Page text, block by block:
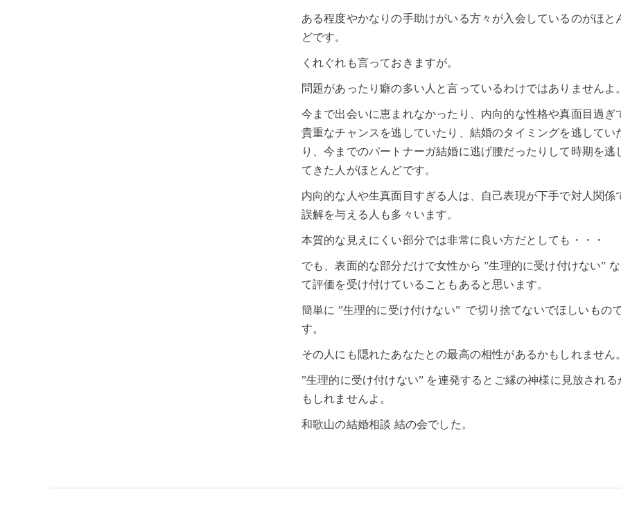
ある程度やかなりの手助けがいる方々が入会しているのがほと
どです。
くれぐれも言っておきますが。
問題があったり癖の多い人と言っているわけではありませんよ。
今まで出会いに恵まれなかったり、内向的な性格や真面目過ぎ
貴重なチャンスを逃していたり、結婚のタイミングを逃してい
り、今までのパートナーガ結婚に逃げ腰だったりして時期を逃
てきた人がほとんどです。
内向的な人や生真面目すぎる人は、自己表現が下手で対人関係
誤解を与える人も多々います。
本質的な見えにくい部分では非常に良い方だとしても・・・
でも、表面的な部分だけで女性から ”生理的に受け付けない”
て評価を受け付けていることもあると思います。
簡単に ”生理的に受け付けない” で切り捨てないでほしいもの
す。
その人にも隠れたあなたとの最高の相性があるかもしれません。
”生理的に受け付けない” を連発するとご縁の神様に見放される
もしれませんよ。
和歌山の結婚相談 結の会でした。